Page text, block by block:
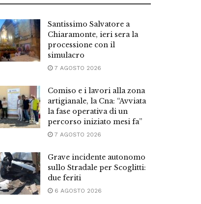
Santissimo Salvatore a
Chiaramonte, ieri sera la
processione con il
simulacro
7 AGOSTO 2026
Comiso e i lavori alla zona
artigianale, la Cna: “Avviata
la fase operativa di un
percorso iniziato mesi fa”
7 AGOSTO 2026
Grave incidente autonomo
sullo Stradale per Scoglitti:
due feriti
6 AGOSTO 2026